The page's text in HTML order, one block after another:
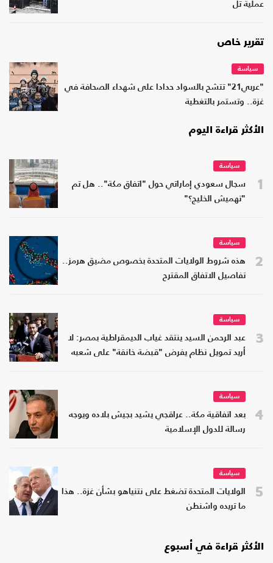
عملية تل
تقرير خاص
سياسة
"عربي21" تتشح بالسواد حدادا على شهداء الصحافة في
غزة.. وتستمر بالتغطية
الأكثر قراءة اليوم
1
سياسة
سجال سعودي إماراتي حول "اتفاق مكة".. هل تم
"تهميش الخليج؟"
2
سياسة
هذه شروط الولايات المتحدة بخصوص مضيق هرمز..
تفاصيل الاتفاق المقترح
3
سياسة
عبد الرحمن السيد ينتقد غياب الديمقراطية بمصر: لا
أريد تمويل نظام يفرض "قبضة خانقة" على شعبه
4
سياسة
بعد اتفاقية مكة.. عراقجي يشيد بجيش بلاده ويوجه
رسالة للدول الإسلامية
5
سياسة
الولايات المتحدة تضغط على نتنياهو بشأن غزة.. هذا
ما تريده واشنطن
الأكثر قراءة في أسبوع